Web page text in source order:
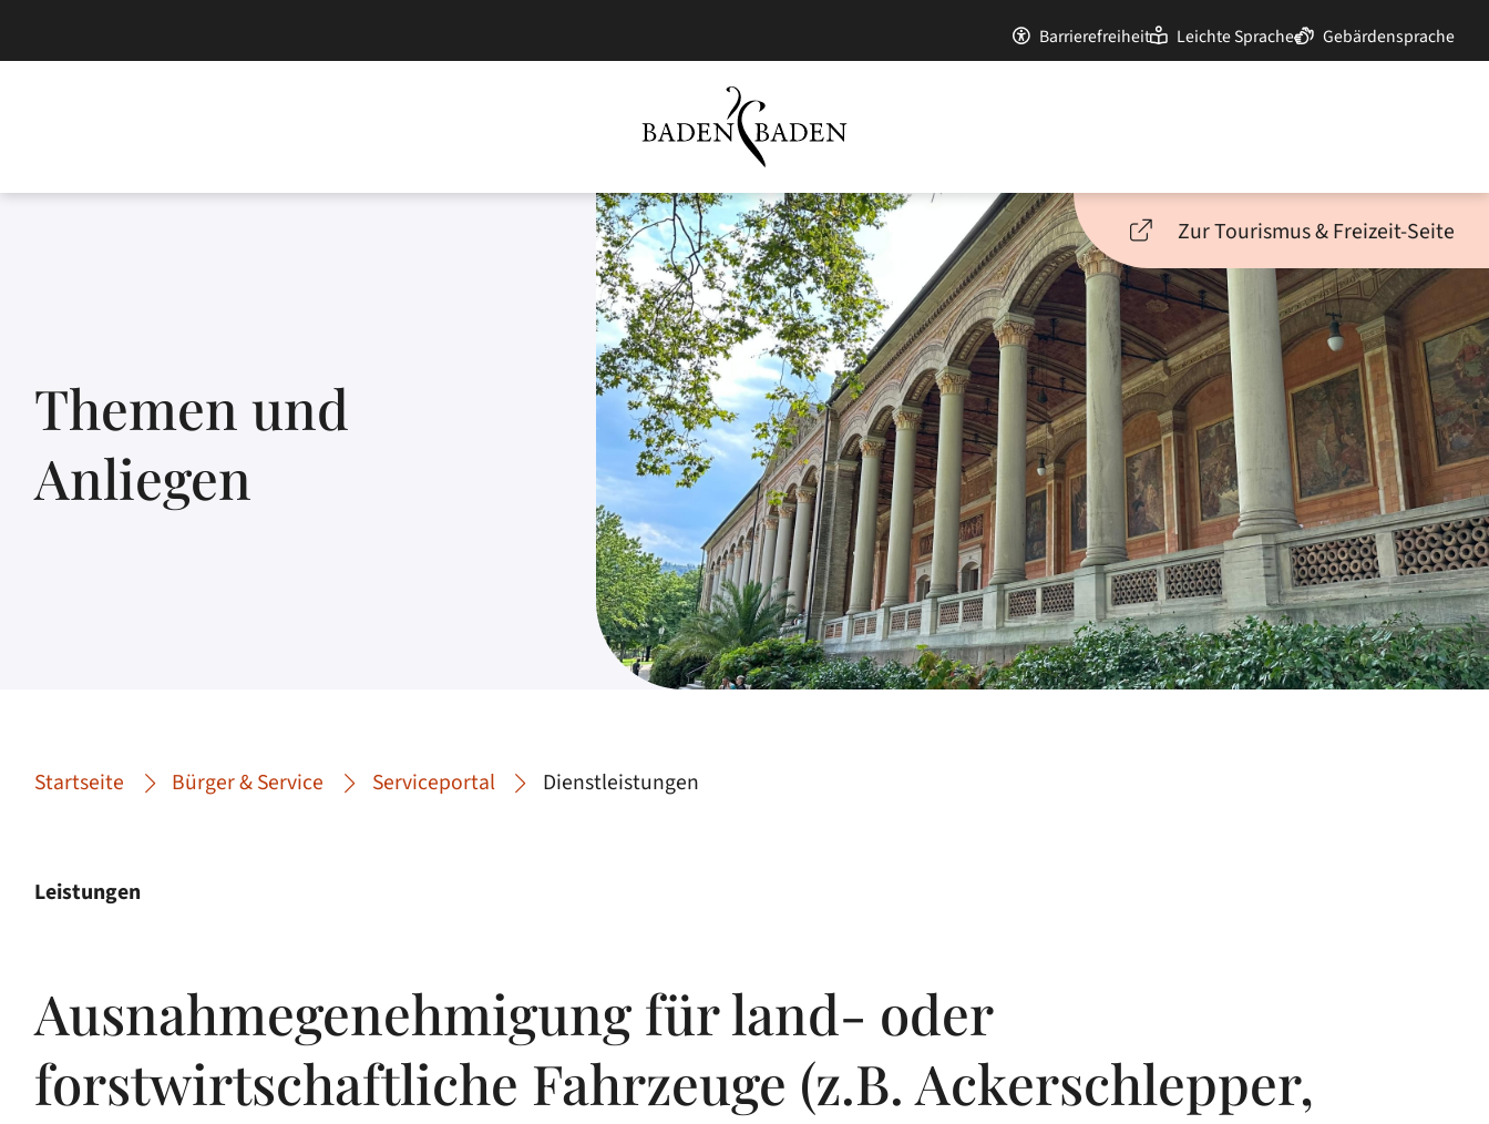
Barrierefreiheit Leichte Sprache Gebärdensprache
Zur Tourismus & Freizeit-Seite
Themen und
Anliegen
Startseite Bürger & Service Serviceportal Dienstleistungen
Leistungen
Ausnahmegenehmigung für land- oder
forstwirtschaftliche Fahrzeuge (z.B. Ackerschlepper,